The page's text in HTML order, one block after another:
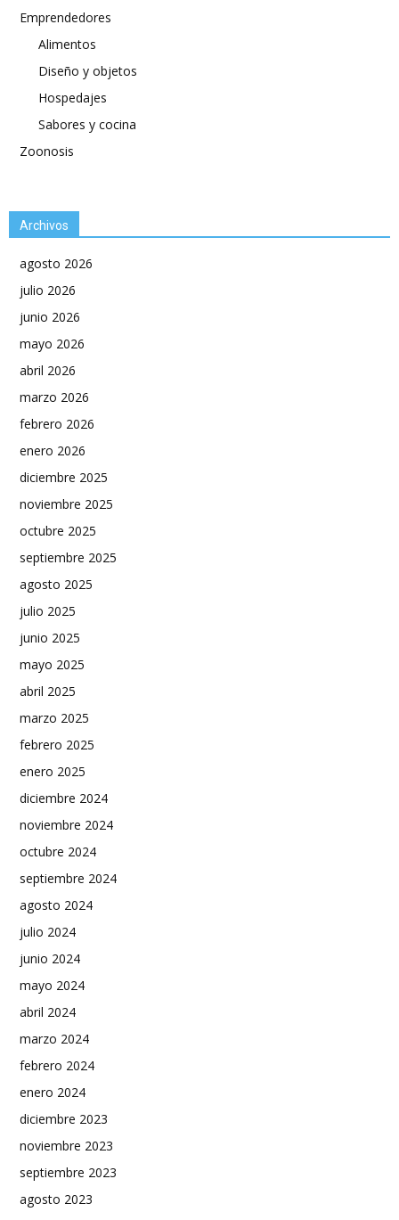
Emprendedores
Alimentos
Diseño y objetos
Hospedajes
Sabores y cocina
Zoonosis
Archivos
agosto 2026
julio 2026
junio 2026
mayo 2026
abril 2026
marzo 2026
febrero 2026
enero 2026
diciembre 2025
noviembre 2025
octubre 2025
septiembre 2025
agosto 2025
julio 2025
junio 2025
mayo 2025
abril 2025
marzo 2025
febrero 2025
enero 2025
diciembre 2024
noviembre 2024
octubre 2024
septiembre 2024
agosto 2024
julio 2024
junio 2024
mayo 2024
abril 2024
marzo 2024
febrero 2024
enero 2024
diciembre 2023
noviembre 2023
septiembre 2023
agosto 2023